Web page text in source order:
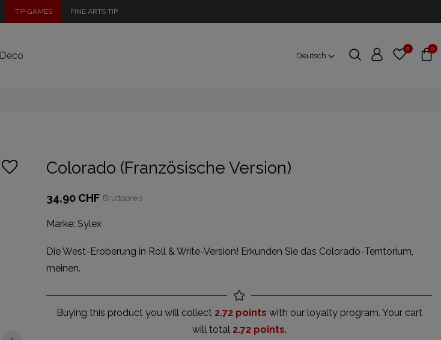
TIP GAMES FINE ARTS TIP
Deco Deutsch
0 0
Colorado (Französische Version)
34,90 CHF Bruttopreis
Marke: Sylex
Die West-Eroberung in Roll & Write-Version! Erkunden Sie das Colorado-Territorium,
meinen.
Buying this product you will collect 2.72 points with our loyalty program. Your cart
will total 2.72 points.